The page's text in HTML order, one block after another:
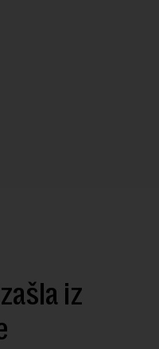
iz